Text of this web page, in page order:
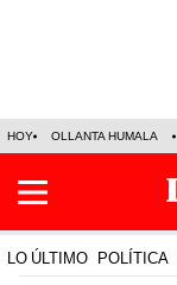
HOY OLLANTA HUMALA
LO ÚLTIMO POLÍTICA